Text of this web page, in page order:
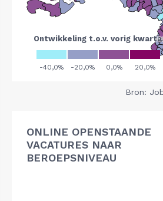
Bron:
ONLINE OPENSTAANDE
VACATURES NAAR
BEROEPSNIVEAU